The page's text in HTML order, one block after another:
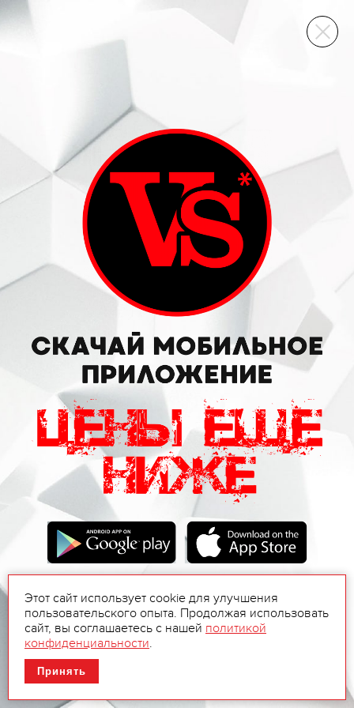
ВИННЫЙ СКЛАД
Этот сайт использует cookie для улучшения
пользовательского опыта. Продолжая использовать
сайт, вы соглашаетесь с нашей политикой
конфиденциальности.
Принять